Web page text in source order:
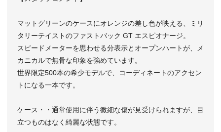
マットグリーンのケースにオレンジの差し色が映える、ミリ
タリーテイストのファストバック GT エスピオナージ。
スピードメーターを思わせる分表示とオープンハートが、メ
カニカルで無骨な印象を強めています。
世界限定500本の希少モデルで、コーディネートのアクセン
トになる一本です。
ケース・・通常使用に伴う微細な傷が見受けられますが、目
立つものはなく綺麗な状態です。